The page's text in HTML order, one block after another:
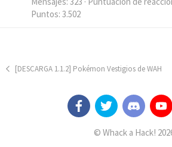
Puntos 3.502
[DESCARGA 1.1.2] Pokémon Vestigios de WAH
© Whack a Hack!